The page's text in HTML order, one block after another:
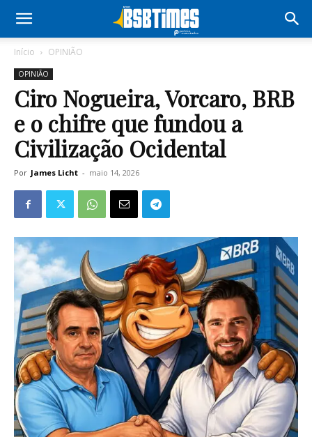
Início OPINIÃO
OPINIÃO
Ciro Nogueira, Vorcaro, BRB
e o chifre que fundou a
Civilização Ocidental
Por James Licht - maio 14, 2026